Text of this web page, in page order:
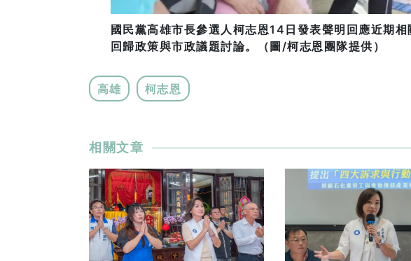
國民黨高雄市長參選人柯志恩14日發表聲明回應近期
回歸政策與市政議題討論。（圖/柯志恩團隊提供）
高雄 柯志恩
相關文章